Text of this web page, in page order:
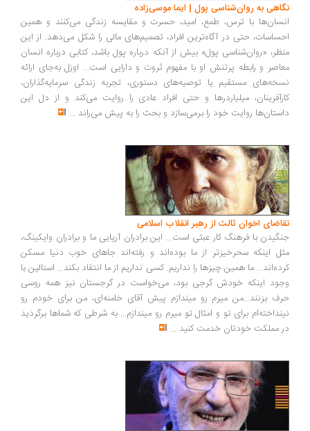
به روان‌شناسی پول | ایما موسی‌زاده
با ترس، طمع، امید، حسرت و مقایسه زندگی می‌کنند و همین
حتی در آگاه‌ترین افراد، تصمیم‌های مالی را شکل می‌دهد. از این
«روان‌شناسی پول» بیش از آنکه درباره پول باشد، کتابی درباره انسان
و رابطه پرتنش او با مفهوم ثروت و دارایی است... اوزل به‌جای ارائه
مستقیم یا توصیه‌های دستوری، تجربه زندگی سرمایه‌گذاران،
میلیاردرها و حتی افراد عادی را روایت می‌کند و از دل این
روایت خود را برمی‌سازد و بحث را به پیش می‌راند...
اخوان ثالث از رهبر انقلاب اسلامی
با فرهنگ کار عبثی است... این برادران آریایی ما و برادران وایکینگ،
اینکه سحرخیزتر از ما بوده‌اند و رفته‌اند جاهای خوب دنیا مسکن
ما همین چیزها را نداریم. کسی نداریم از ما انتقاد بکند... استالین با
اینکه خودش گرجی بود، می‌خواست در گرجستان نیز همه روسی
بزنند...من میرم رو میندازم پیش آقای خامنه‌ای، من برای خودم رو
برای تو و امثال تو میرم رو میندازم... به شرطی که شماها برگردید
مملکت خودتان خدمت کنید...